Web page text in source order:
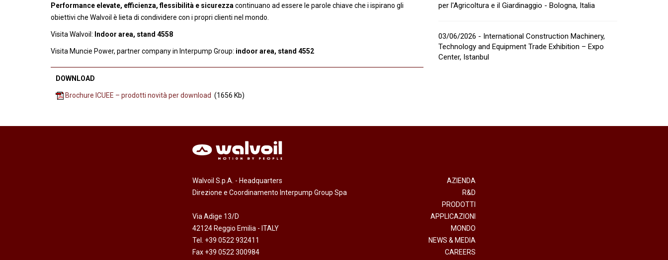
Performance elevate, efficienza, flessibilità e sicurezza continuano ad essere le parole chiave che i ispirano gli
obiettivi che Walvoil è lieta di condividere con i propri clienti nel mondo.
Visita Walvoil: Indoor area, stand 4558
Visita Muncie Power, partner company in Interpump Group: indoor area, stand 4552
DOWNLOAD
Brochure ICUEE – prodotti novità per download (1656 Kb)
per l'Agricoltura e il Giardinaggio - Bologna, Italia
03/06/2026 - International Construction Machinery,
Technology and Equipment Trade Exhibition – Expo
Center, Istanbul
Walvoil S.p.A. - Headquarters
Direzione e Coordinamento Interpump Group Spa
Via Adige 13/D
42124 Reggio Emilia - ITALY
Tel. +39 0522 932411
Fax +39 0522 300984
AZIENDA
R&D
PRODOTTI
APPLICAZIONI
MONDO
NEWS & MEDIA
CAREERS